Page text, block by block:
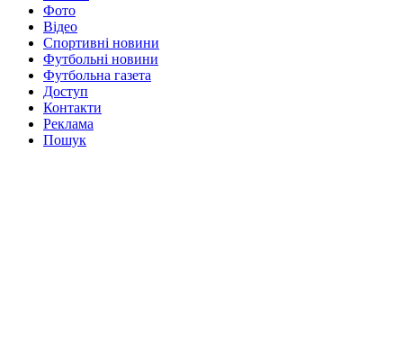
Фото
Відео
Спортивні новини
Футбольні новини
Футбольна газета
Доступ
Контакти
Реклама
Пошук